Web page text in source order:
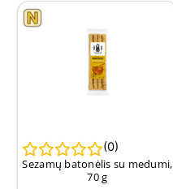
(0)
Sezamų batonėlis su medumi,
70 g